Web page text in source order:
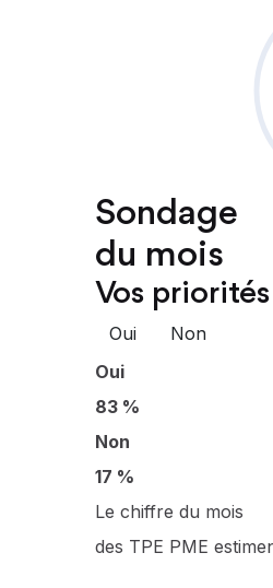
Sondage
du mois
Vos
Oui
Non
Oui
83 %
Non
17 %
Le chiffre du mois
des TPE PME